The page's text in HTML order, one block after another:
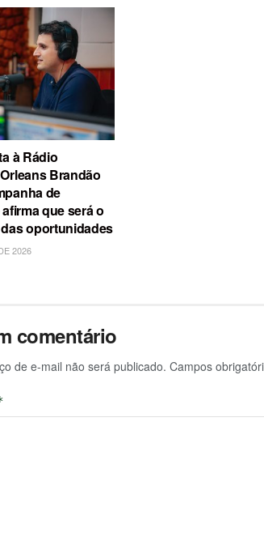
à Rádio
Brandão
de
que será o
oportunidades
2026
comentário
de e-mail não será publicado. Campos